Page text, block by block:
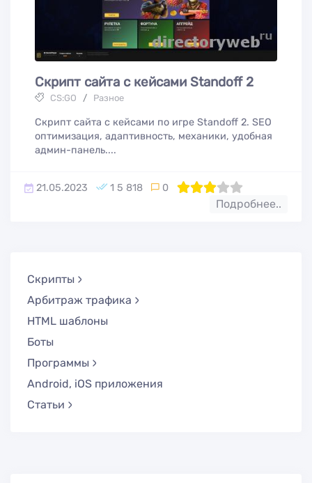
Скрипт сайта с кейсами Standoff 2
CS:GO / Разное
Скрипт сайта с кейсами по игре Standoff 2. SEO
оптимизация, адаптивность, механики, удобная
админ-панель....
21.05.2023 1 5 818 0 60
1 2 3 4 5
Подробнее..
Скрипты
Арбитраж трафика
HTML шаблоны
Боты
Программы
Android, iOS приложения
Статьи